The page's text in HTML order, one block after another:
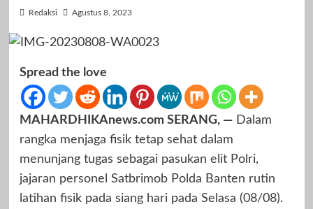
Redaksi Agustus 8, 2023
Spread the love
MAHARDHIKAnews.com SERANG, —Dalam
rangka menjaga fisik tetap sehat dalam
menunjang tugas sebagai pasukan elit Polri,
jajaran personel Satbrimob Polda Banten rutin
latihan fisik pada siang hari pada Selasa (08/08).